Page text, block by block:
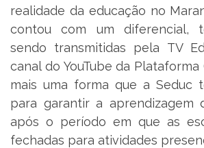
realidade da educação no
contou com um diferencial,
sendo transmitidas pela TV
canal do YouTube da Plataforma
mais uma forma que a Seduc
para garantir a aprendizagem
após o período em que as
fechadas para atividades